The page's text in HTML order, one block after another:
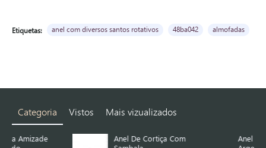
Etiquetas: anel com diversos santos rotativos 48ba042 almofadas
Categoria Vistos Mais vizualizados
Anel De Cortiça Com